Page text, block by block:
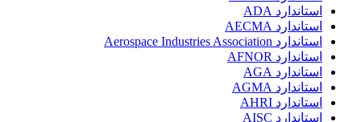
استاندارد ADA
استاندارد AECMA
استاندارد Aerospace Industries Association
استاندارد AFNOR
استاندارد AGA
استاندارد AGMA
استاندارد AHRI
استاندارد AISC